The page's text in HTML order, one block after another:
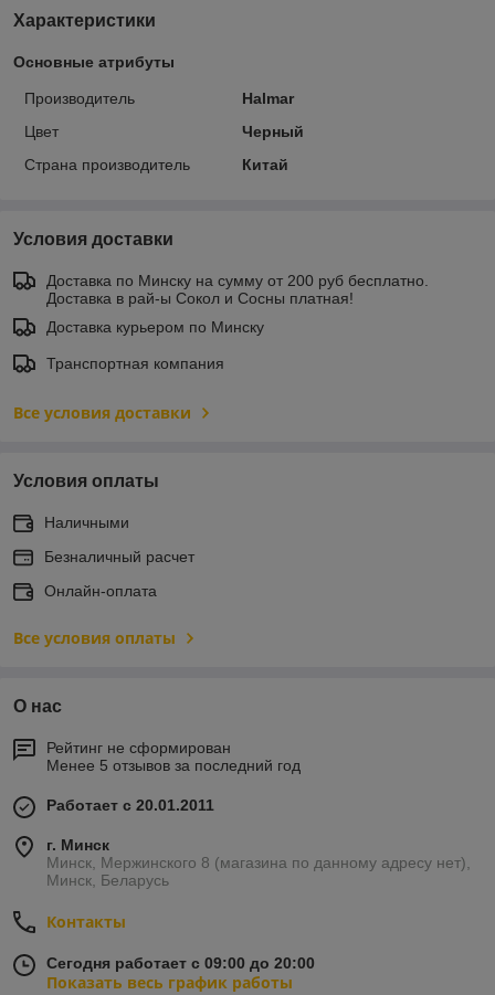
Характеристики
Основные атрибуты
Производитель
Halmar
Цвет
Черный
Страна производитель
Китай
Условия доставки
Доставка по Минску на сумму от 200 руб бесплатно.
Доставка в рай-ы Сокол и Сосны платная!
Доставка курьером по Минску
Транспортная компания
Все условия доставки
Условия оплаты
Наличными
Безналичный расчет
Онлайн-оплата
Все условия оплаты
О нас
Рейтинг не сформирован
Менее 5 отзывов за последний год
Работает с 20.01.2011
г. Минск
Минск, Мержинского 8 (магазина по данному адресу нет),
Минск, Беларусь
Контакты
Сегодня работает с 09:00 до 20:00
Показать весь график работы